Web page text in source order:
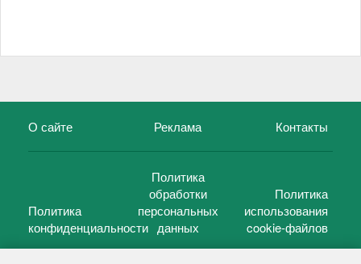
О сайте Реклама Контакты
Политика
конфиденциальности
Политика
обработки
персональных
данных
Политика
использования
cookie-файлов